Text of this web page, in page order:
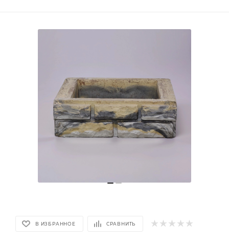
В ИЗБРАННОЕ СРАВНИТЬ